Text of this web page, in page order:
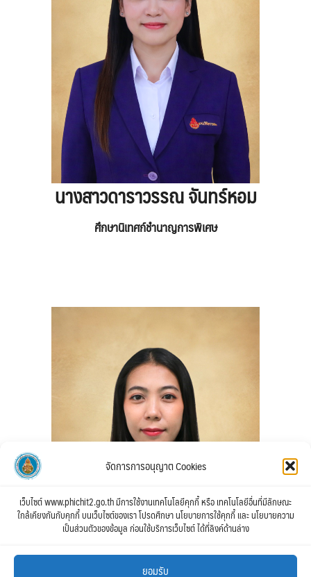
จัดการการอนุญาต Cookies
เว็บไซต์ www.phichit2.go.th มีการใช้งานเทคโนโลยีคุกกี้ หรือ เทคโนโลยีอื่นที่มีลักษณะ
ใกล้เคียงกันกับคุกกี้ บนเว็บไซต์ของเรา โปรดศึกษา นโยบายการใช้คุกกี้ และ นโยบายความ
เป็นส่วนตัวของข้อมูล ก่อนใช้บริการเว็บไซต์ ได้ที่ลิงค์ด้านล่าง
ยอมรับ
นางสาวดาราวรรณ จันทร์หอม
ศึกษานิเทศก์ชำนาญการพิเศษ